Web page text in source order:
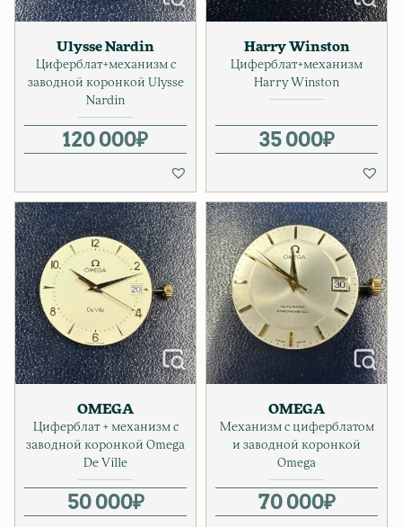
Ulysse Nardin
Циферблат+механизм с
заводной коронкой Ulysse
Nardin
120 000₽
Harry Winston
Циферблат+механизм
Harry Winston
35 000₽
OMEGA
Циферблат + механизм с
заводной коронкой Omega
De Ville
50 000₽
OMEGA
Механизм с циферблатом
и заводной коронкой
Omega
70 000₽